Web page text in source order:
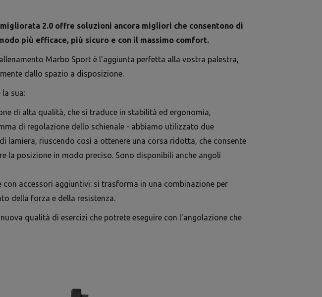
2.0 offre soluzioni ancora migliori che consentono di
più efficace, più sicuro e con il massimo comfort.
Marbo Sport è l'aggiunta perfetta alla vostra palestra,
dallo spazio a disposizione.
la sua:
di alta qualità, che si traduce in stabilità ed ergonomia,
di regolazione dello schienale - abbiamo utilizzato due
lamiera, riuscendo così a ottenere una corsa ridotta, che consente
la posizione in modo preciso. Sono disponibili anche angoli
con accessori aggiuntivi: si trasforma in una combinazione per
della forza e della resistenza.
qualità di esercizi che potrete eseguire con l'angolazione che